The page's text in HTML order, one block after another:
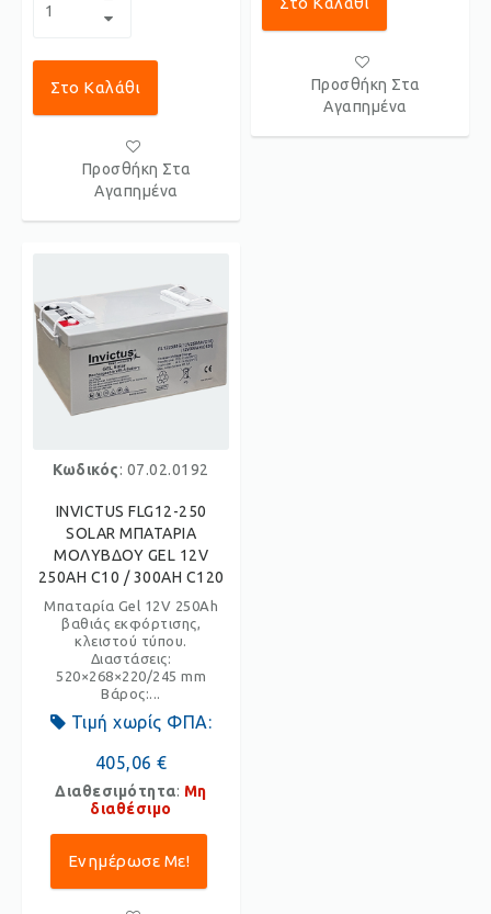
Στο Καλάθι
Προσθήκη Στα
Αγαπημένα
Προσθήκη Στα
Αγαπημένα
Κωδικός: 07.02.0192
INVICTUS FLG12-250
SOLAR ΜΠΑΤΑΡΙΑ
ΜΟΛΥΒΔΟΥ GEL 12V
250AH C10 / 300AH C120
Μπαταρία Gel 12V 250Ah
βαθιάς εκφόρτισης,
κλειστού τύπου.
Διαστάσεις:
520×268×220/245 mm
Βάρος:...
Τιμή χωρίς ΦΠΑ:
405,06 €
Διαθεσιμότητα: Μη
διαθέσιμο
Ενημέρωσε Με!